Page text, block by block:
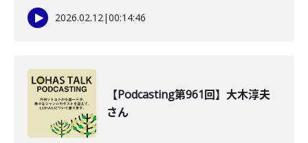
2026.02.12|00:14:46
【Podcasting第961回】大木淳夫
さん